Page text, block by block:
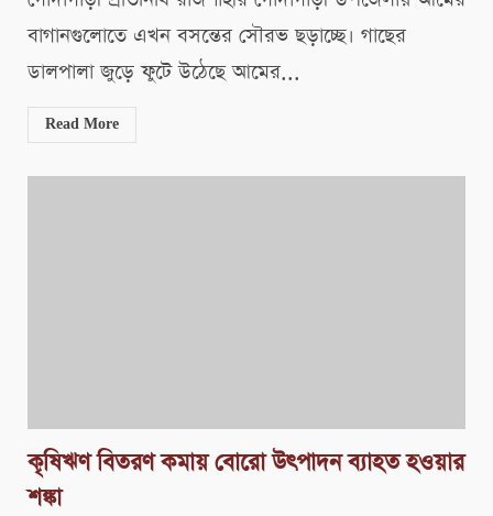
বাগানগুলোতে এখন বসন্তের সৌরভ ছড়াচ্ছে। গাছের
ডালপালা জুড়ে ফুটে উঠেছে আমের...
Read More
কৃষিঋণ বিতরণ কমায় বোরো উৎপাদন ব্যাহত হওয়ার
শঙ্কা